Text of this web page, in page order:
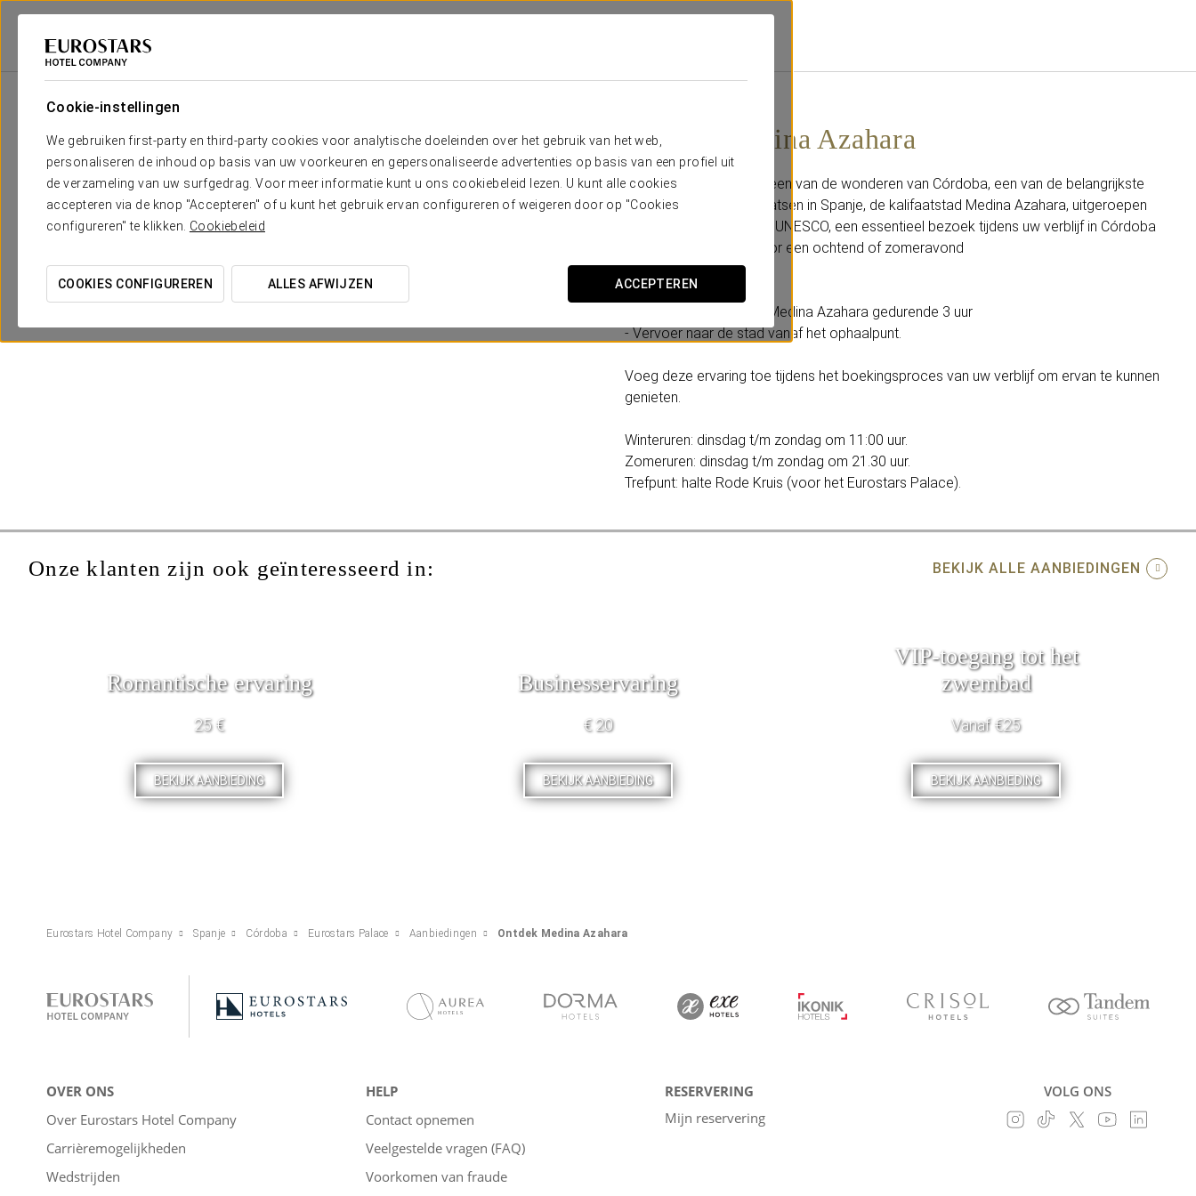
Cookie-instellingen
We gebruiken first-party en third-party cookies voor analytische doeleinden over het gebruik van het web,
personaliseren de inhoud op basis van uw voorkeuren en gepersonaliseerde advertenties op basis van een profiel uit
de verzameling van uw surfgedrag. Voor meer informatie kunt u ons cookiebeleid lezen. U kunt alle cookies
accepteren via de knop "Accepteren" of u kunt het gebruik ervan configureren of weigeren door op "Cookies
configureren" te klikken. Cookiebeleid
COOKIES CONFIGUREREN ALLES AFWIJZEN ACCEPTEREN
Eurostars Hotel Company
Ontdek Medina Azahara
Ontdek de charme van een van de wonderen van Córdoba, een van de belangrijkste
archeologische vindplaatsen in Spanje, de kalifaatstad Medina Azahara, uitgeroepen
tot werelderfgoed door UNESCO, een essentieel bezoek tijdens uw verblijf in Córdoba
en het perfecte plan voor een ochtend of zomeravond
Omvat:
- Begeleid bezoek aan Medina Azahara gedurende 3 uur
- Vervoer naar de stad vanaf het ophaalpunt.
Voeg deze ervaring toe tijdens het boekingsproces van uw verblijf om ervan te kunnen
genieten.
Winteruren: dinsdag t/m zondag om 11:00 uur.
Zomeruren: dinsdag t/m zondag om 21.30 uur.
Trefpunt: halte Rode Kruis (voor het Eurostars Palace).
Onze klanten zijn ook geïnteresseerd in: BEKIJK ALLE AANBIEDINGEN
Romantische ervaring
25 €
BEKIJK AANBIEDING
Businesservaring
€ 20
BEKIJK AANBIEDING
VIP-toegang tot het
zwembad
Vanaf €25
BEKIJK AANBIEDING
Eurostars Hotel Company Spanje Córdoba Eurostars Palace Aanbiedingen Ontdek Medina Azahara
OVER ONS
Over Eurostars Hotel Company
Carrièremogelijkheden
Wedstrijden
HELP
Contact opnemen
Veelgestelde vragen (FAQ)
Voorkomen van fraude
RESERVERING
Mijn reservering
VOLG ONS